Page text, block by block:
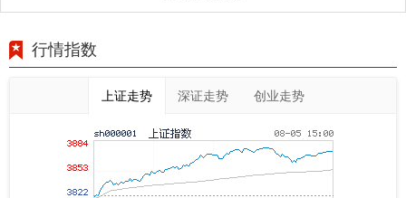
行情指数
上证走势 深证走势 创业走势